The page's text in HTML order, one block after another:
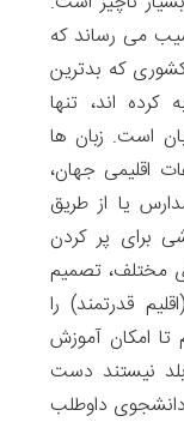
می رساند که
نیاز را به آن دارند. از میان ۱۰ کشوری که بدترین
کرده اند، تنها
است. زبان ها
اقلیمی جهان،
یا از طریق
برای پر کردن
مختلف، تصمیم
قدرتمند) را
تا امکان آموزش
نیستند دست
یافتنی تر شود. اکنون ما با بیش از ۸۰۰۰ دانشجوی داوطلب